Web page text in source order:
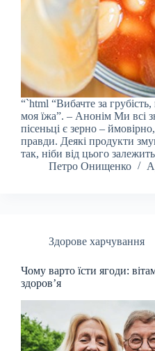
“`html “Вибачте за
моя їжа”. – Анонім Ми всі
пісеньці є зерно –
правди. Деякі продукти
так, ніби від цього
Петро Онищенко
Здорове харчування
Чому варто їсти ягоди:
здоров’я